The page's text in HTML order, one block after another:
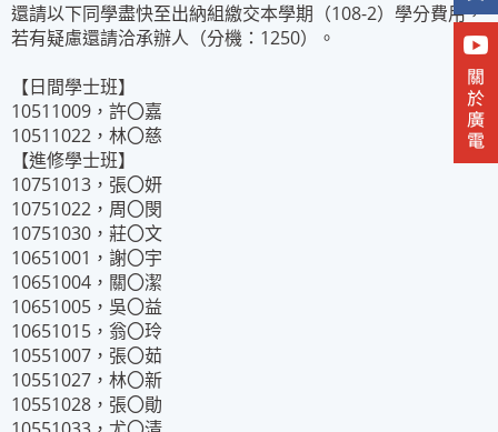
還請以下同學盡快至出納組繳交本學期（108-2）學分費用，
若有疑慮還請洽承辦人（分機：1250）。
【日間學士班】
10511009，許〇嘉
10511022，林〇慈
【進修學士班】
10751013，張〇妍
10751022，周〇閔
10751030，莊〇文
10651001，謝〇宇
10651004，關〇潔
10651005，吳〇益
10651015，翁〇玲
10551007，張〇茹
10551027，林〇新
10551028，張〇勛